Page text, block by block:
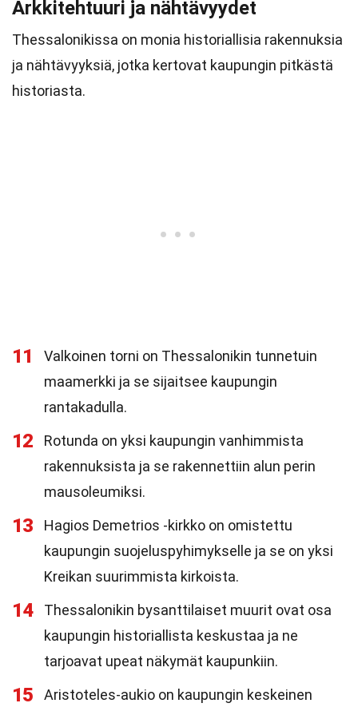
Arkkitehtuuri ja nähtävyydet
Thessalonikissa on monia historiallisia rakennuksia
ja nähtävyyksiä, jotka kertovat kaupungin pitkästä
historiasta.
11
Valkoinen torni on Thessalonikin tunnetuin
maamerkki ja se sijaitsee kaupungin
rantakadulla.
12
Rotunda on yksi kaupungin vanhimmista
rakennuksista ja se rakennettiin alun perin
mausoleumiksi.
13
Hagios Demetrios -kirkko on omistettu
kaupungin suojeluspyhimykselle ja se on yksi
Kreikan suurimmista kirkoista.
14
Thessalonikin bysanttilaiset muurit ovat osa
kaupungin historiallista keskustaa ja ne
tarjoavat upeat näkymät kaupunkiin.
15
Aristoteles-aukio on kaupungin keskeinen